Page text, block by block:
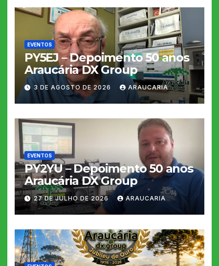
EVENTOS
PY5EJ – Depoimento 50 anos
Araucária DX Group
3 DE AGOSTO DE 2026 ARAUCARIA
EVENTOS
PY2YU – Depoimento 50 anos
Araucária DX Group
27 DE JULHO DE 2026 ARAUCARIA